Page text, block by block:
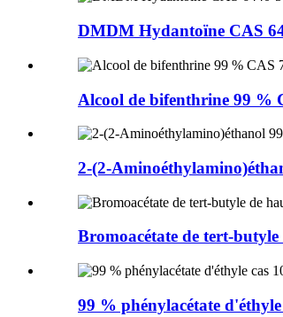
DMDM Hydantoïne CAS
Alcool de bifenthrine 99 %
2-(2-
Bromoacétate de tert-
99 % phénylacétate d'éthyle